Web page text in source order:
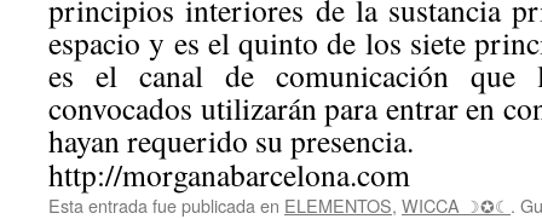
principios interiores de la sustancia
espacio y es el quinto de los siete
es el canal de comunicación que
convocados utilizarán para entrar en
hayan requerido su presencia.
http://morganabarcelona.com
Esta entrada fue publicada en ELEMENTOS, WICCA ☽✪☾ .